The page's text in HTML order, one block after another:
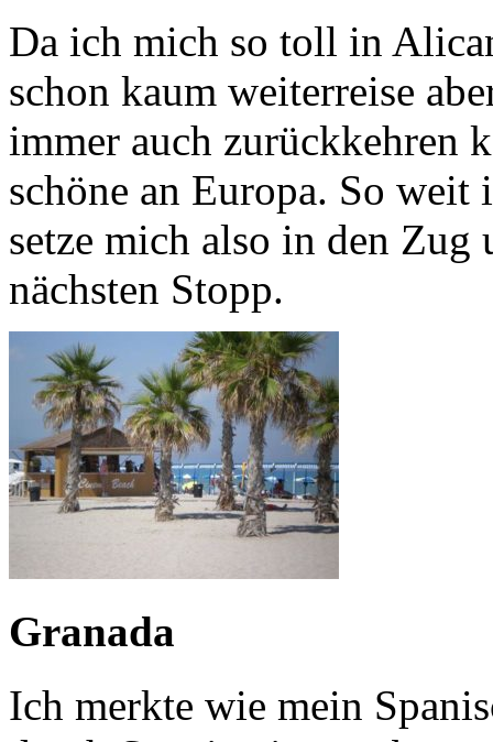
Da ich mich so toll in
schon kaum weiterreise
immer auch zurückkehren
schöne an Europa. So
setze mich also in den Zug
nächsten Stopp.
Granada
Ich merkte wie mein